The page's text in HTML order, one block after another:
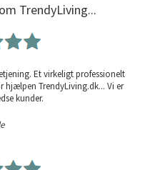
TrendyLiving...
Et virkeligt professionelt
hjælpen TrendyLiving.dk... Vi er
kunder.